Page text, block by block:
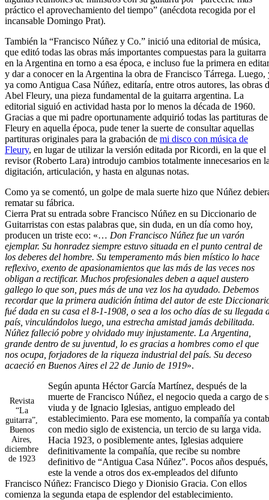
práctico el aprovechamiento del tiempo” (anécdota recogida por el
incansable Domingo Prat).
También la “Francisco Núñez y Co.” inició una editorial de música,
que editó todas las obras más importantes compuestas para la guitarra
en la Argentina en torno a esa época, e incluso fue la primera en editar
y dar a conocer en la Argentina la obra de Francisco Tárrega. Luego,
ya como Antigua Casa Núñez, editaría, entre otros autores, las obras
Abel Fleury, una pieza fundamental de la guitarra argentina. La
editorial siguió en actividad hasta por lo menos la década de 1960.
Gracias a que mi padre oportunamente adquirió todas las partituras de
Fleury en aquella época, pude tener la suerte de consultar aquellas
partituras originales para la grabación de mi disco con música de
Fleury, en lugar de utilizar la versión editada por Ricordi, en la que el
revisor (Roberto Lara) introdujo cambios totalmente innecesarios en
digitación, articulación, y hasta en algunas notas.
Como ya se comentó, un golpe de mala suerte hizo que Núñez
rematar su fábrica.
Cierra Prat su entrada sobre Francisco Núñez en su Diccionario de
Guitarristas con estas palabras que, sin duda, en un día como hoy,
producen un triste eco: «… Don Francisco Núñez fue un varón
ejemplar. Su honradez siempre estuvo situada en el punto central de
los deberes del hombre. Su temperamento más bien místico lo hace
reflexivo, exento de apasionamientos que las más de las veces nos
obligan a rectificar. Muchos profesionales deben a aquel austero
gallego lo que son, pues más de una vez los ha ayudado. Debemos
recordar que la primera audición íntima del autor de este
fué dada en su casa el 8-1-1908, o sea a los ocho días de su llegada
país, vinculándolos luego, una estrecha amistad jamás debilitada.
Núñez falleció pobre y olvidado muy injustamente. La Argentina,
grande dentro de su juventud, lo es gracias a hombres como el que
nos ocupa, forjadores de la riqueza industrial del país. Su deceso
acaeció en Buenos Aires el 22 de Junio de 1919».
Revista
“La
guitarra”,
Buenos
Aires,
diciembre
de 1923
Según apunta Héctor García Martínez, después de la
muerte de Francisco Núñez, el negocio queda a cargo de
viuda y de Ignacio Iglesias, antiguo empleado del
establecimiento. Para ese momento, la compañía ya
con medio siglo de existencia, un tercio de su larga vida.
Hacia 1923, o posiblemente antes, Iglesias adquiere
definitivamente la compañía, que recibe su nombre
definitivo de “Antigua Casa Núñez”. Pocos años después,
este la vende a otros dos ex-empleados del difunto
Francisco Núñez: Francisco Diego y Dionisio Gracia. Con ellos
comienza la segunda etapa de esplendor del establecimiento.